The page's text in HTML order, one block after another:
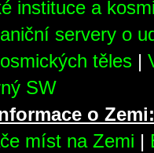
instituce a
servery o
těles
SW
o Zemi:
míst na Zemi